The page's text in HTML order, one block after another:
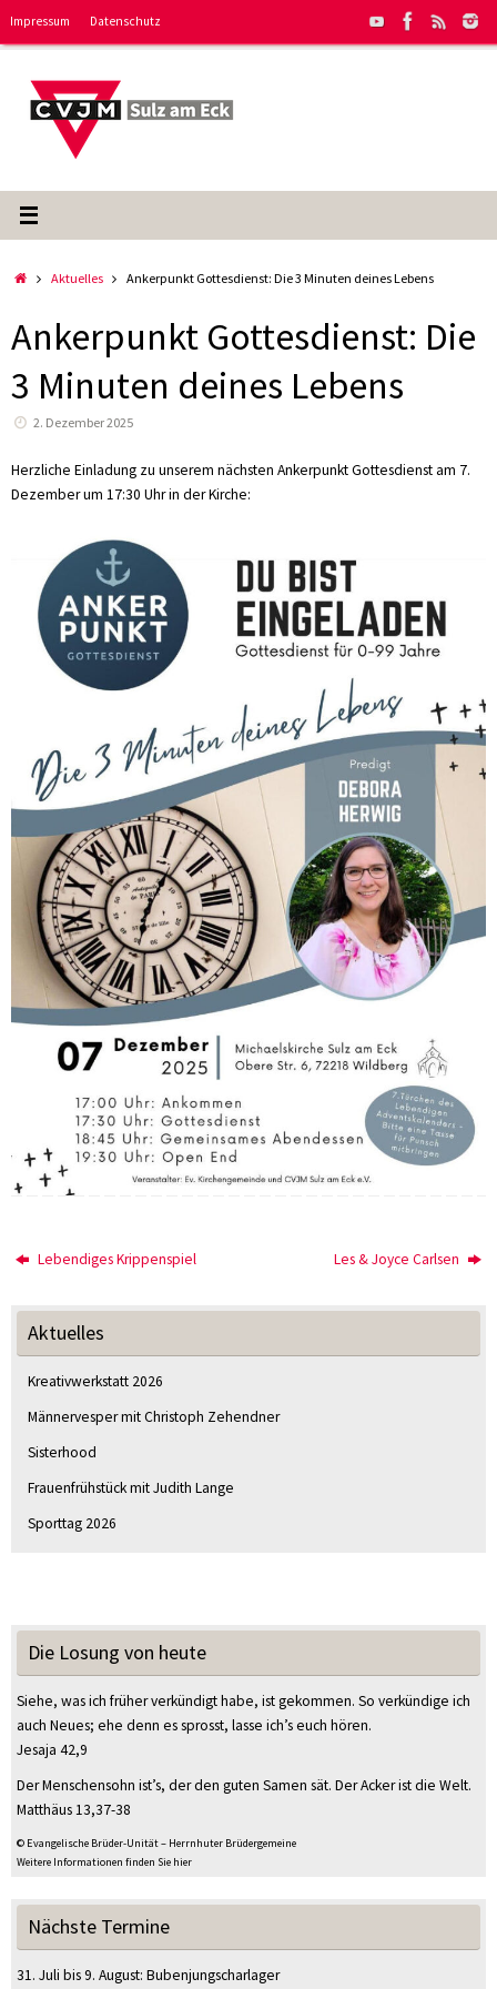
Impressum Datenschutz
StartAktuelles Ankerpunkt Gottesdienst: Die 3 Minuten deines Lebens
Ankerpunkt Gottesdienst: Die
3 Minuten deines Lebens
2. Dezember 2025
Herzliche Einladung zu unserem nächsten Ankerpunkt Gottesdienst am 7.
Dezember um 17:30 Uhr in der Kirche:
Lebendiges Krippenspiel Les & Joyce Carlsen
Aktuelles
Kreativwerkstatt 2026
Männervesper mit Christoph Zehendner
Sisterhood
Frauenfrühstück mit Judith Lange
Sporttag 2026
Die Losung von heute
Siehe, was ich früher verkündigt habe, ist gekommen. So verkündige ich
auch Neues; ehe denn es sprosst, lasse ich’s euch hören.
Jesaja 42,9
Der Menschensohn ist’s, der den guten Samen sät. Der Acker ist die Welt.
Matthäus 13,37-38
© Evangelische Brüder-Unität – Herrnhuter Brüdergemeine
Weitere Informationen finden Sie hier
Nächste Termine
31. Juli bis9. August: Bubenjungscharlager